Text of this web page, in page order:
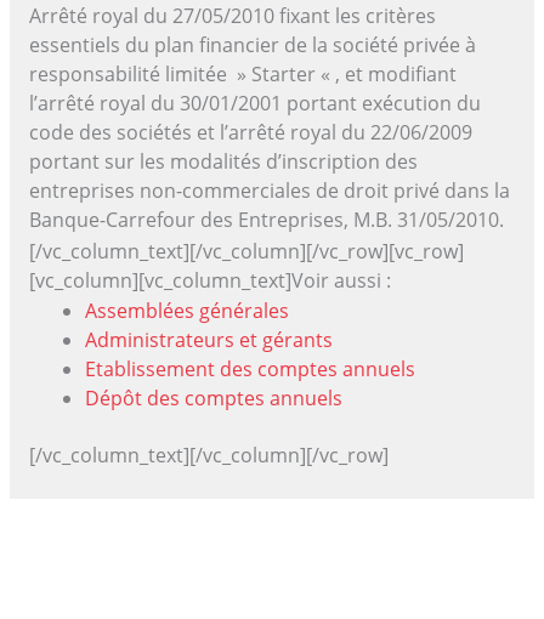
Arrêté royal du 27/05/2010 fixant les critères
essentiels du plan financier de la société privée à
responsabilité limitée » Starter « , et modifiant
l’arrêté royal du 30/01/2001 portant exécution du
code des sociétés et l’arrêté royal du 22/06/2009
portant sur les modalités d’inscription des
entreprises non-commerciales de droit privé dans la
Banque-Carrefour des Entreprises, M.B. 31/05/2010.
[/vc_column_text][/vc_column][/vc_row][vc_row]
[vc_column][vc_column_text]Voir aussi :
Assemblées générales
Administrateurs et gérants
Etablissement des comptes annuels
Dépôt des comptes annuels
[/vc_column_text][/vc_column][/vc_row]